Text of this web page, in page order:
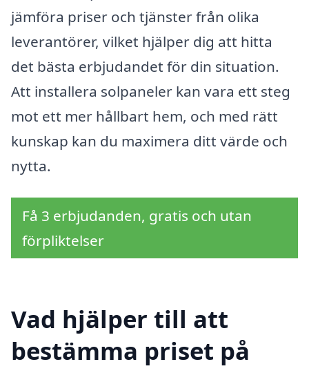
jämföra priser och tjänster från olika
leverantörer, vilket hjälper dig att hitta
det bästa erbjudandet för din situation.
Att installera solpaneler kan vara ett steg
mot ett mer hållbart hem, och med rätt
kunskap kan du maximera ditt värde och
nytta.
Få 3 erbjudanden, gratis och utan
förpliktelser
Vad hjälper till att
bestämma priset på